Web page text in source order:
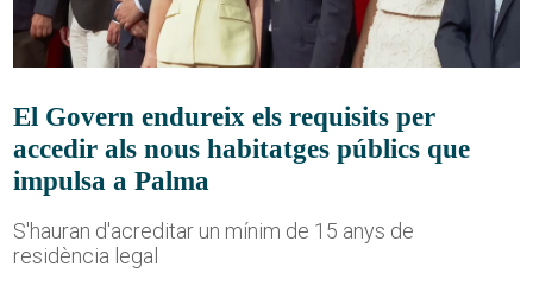
El Govern endureix els requisits per
accedir als nous habitatges públics que
impulsa a Palma
S'hauran d'acreditar un mínim de 15 anys de
residència legal